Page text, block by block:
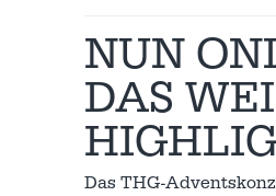
NUN
DAS
Das THG-